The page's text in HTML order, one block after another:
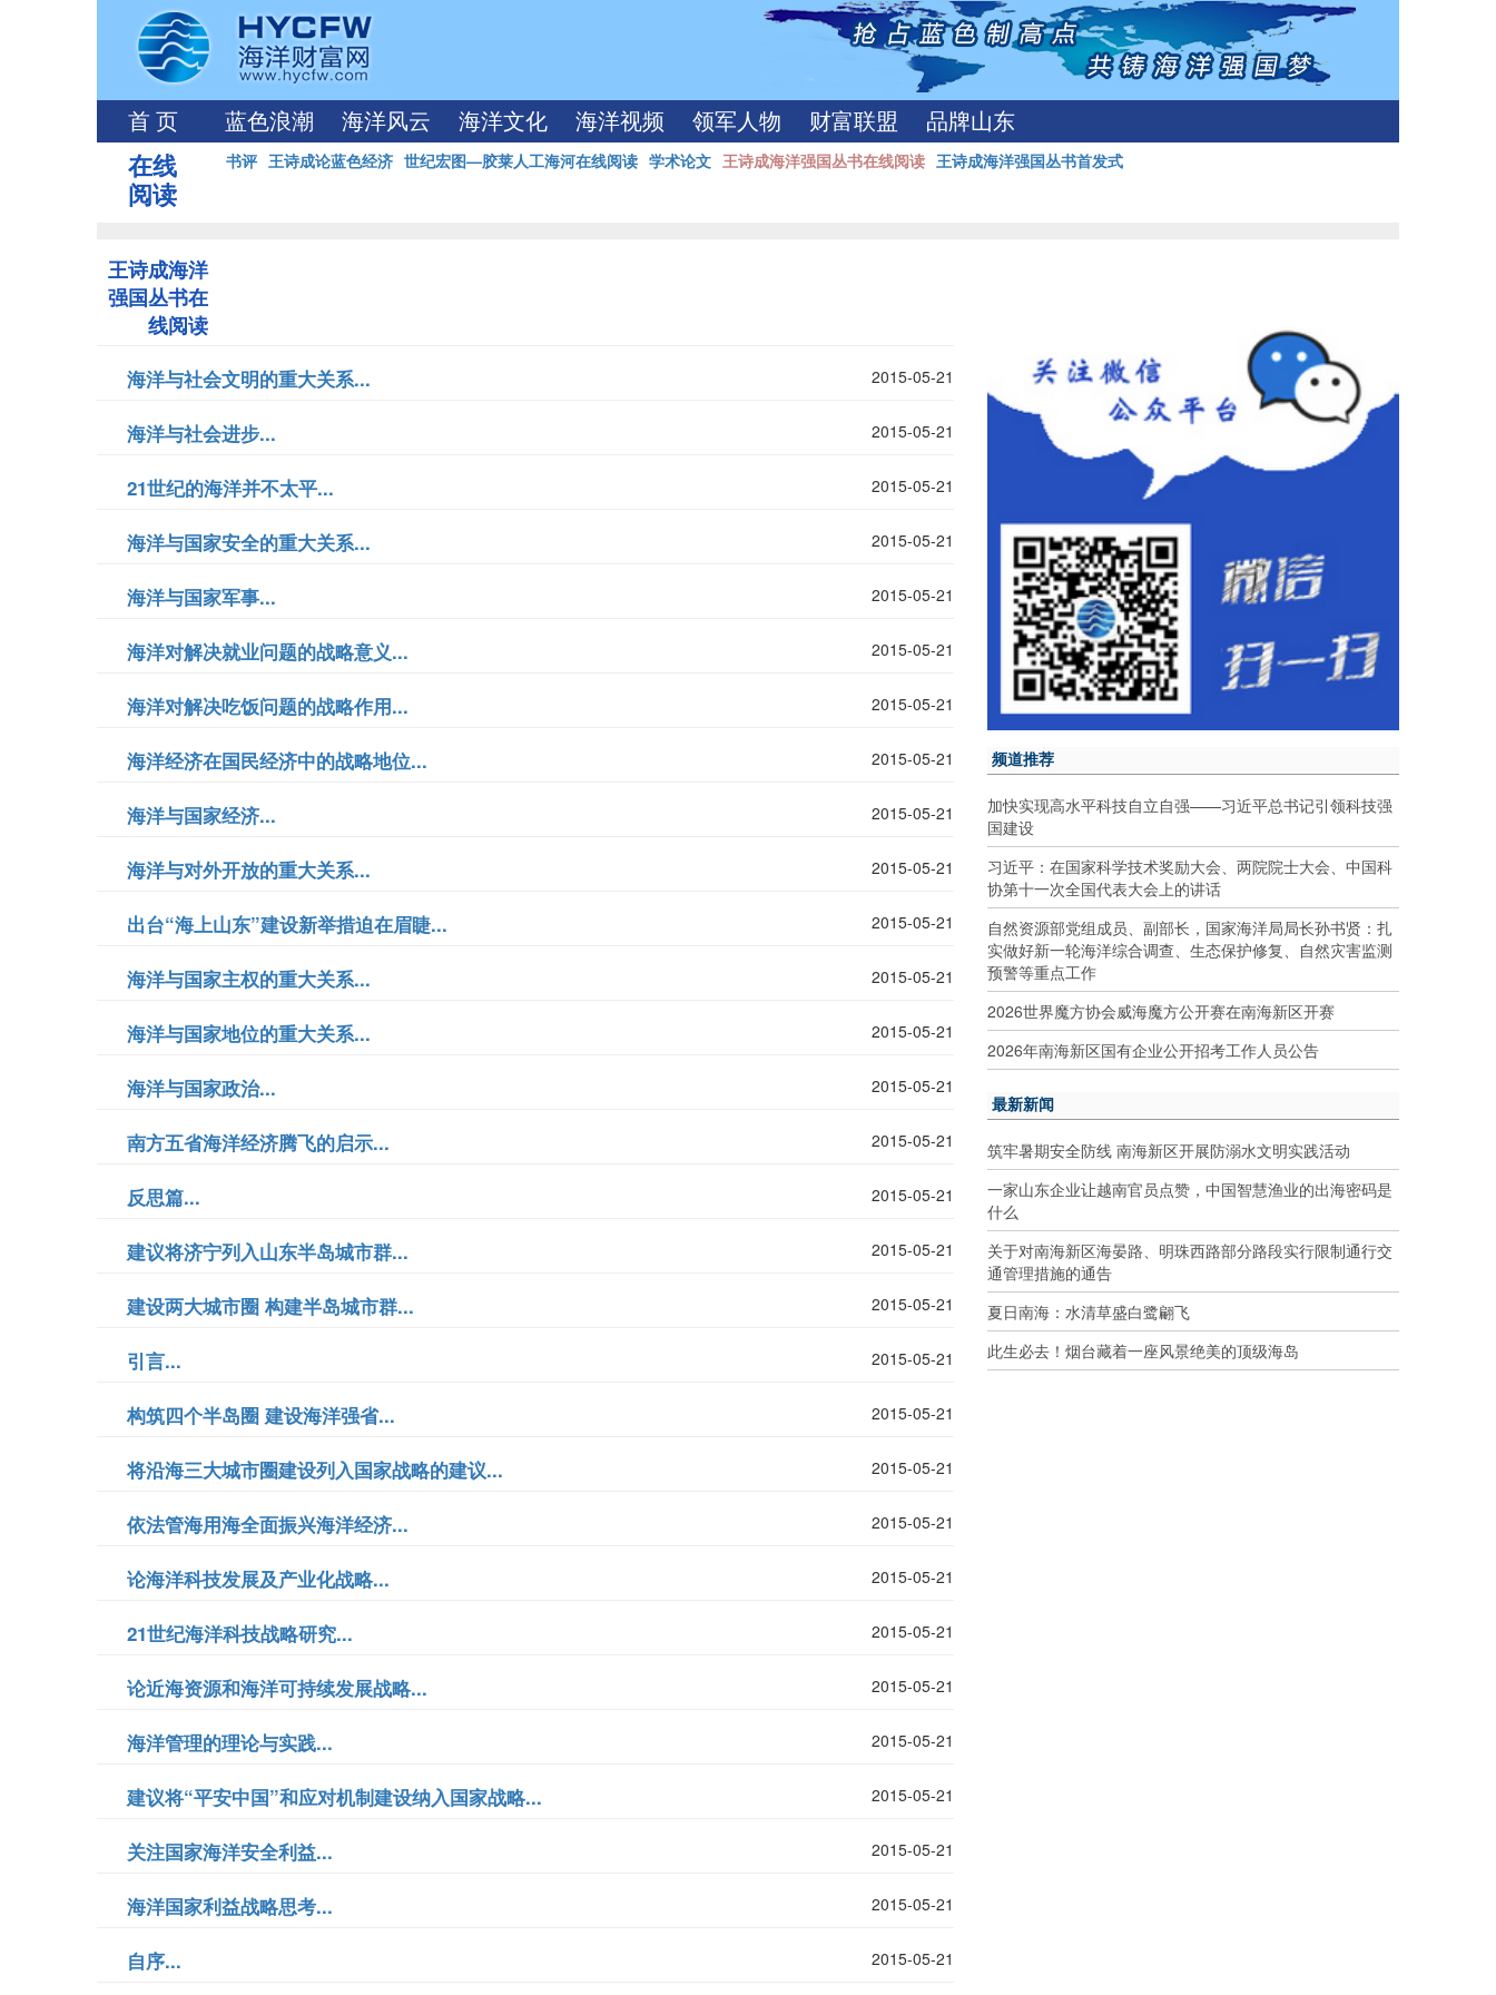
首 页 蓝色浪潮 海洋风云 海洋文化 海洋视频 领军人物 财富联盟 品牌山东
在线
阅读
书评 王诗成论蓝色经济 世纪宏图—胶莱人工海河在线阅读 学术论文 王诗成海洋强国丛书在线阅读 王诗成海洋强国丛书首发式
王诗成海洋
强国丛书在
线阅读
海洋与社会文明的重大关系... 2015-05-21
海洋与社会进步... 2015-05-21
21世纪的海洋并不太平... 2015-05-21
海洋与国家安全的重大关系... 2015-05-21
海洋与国家军事... 2015-05-21
海洋对解决就业问题的战略意义... 2015-05-21
海洋对解决吃饭问题的战略作用... 2015-05-21
海洋经济在国民经济中的战略地位... 2015-05-21
海洋与国家经济... 2015-05-21
海洋与对外开放的重大关系... 2015-05-21
出台“海上山东”建设新举措迫在眉睫... 2015-05-21
海洋与国家主权的重大关系... 2015-05-21
海洋与国家地位的重大关系... 2015-05-21
海洋与国家政治... 2015-05-21
南方五省海洋经济腾飞的启示... 2015-05-21
反思篇... 2015-05-21
建议将济宁列入山东半岛城市群... 2015-05-21
建设两大城市圈 构建半岛城市群... 2015-05-21
引言... 2015-05-21
构筑四个半岛圈 建设海洋强省... 2015-05-21
将沿海三大城市圈建设列入国家战略的建议... 2015-05-21
依法管海用海全面振兴海洋经济... 2015-05-21
论海洋科技发展及产业化战略... 2015-05-21
21世纪海洋科技战略研究... 2015-05-21
论近海资源和海洋可持续发展战略... 2015-05-21
海洋管理的理论与实践... 2015-05-21
建议将“平安中国”和应对机制建设纳入国家战略... 2015-05-21
关注国家海洋安全利益... 2015-05-21
海洋国家利益战略思考... 2015-05-21
自序... 2015-05-21
频道推荐
加快实现高水平科技自立自强——习近平总书记引领科技强
国建设
习近平：在国家科学技术奖励大会、两院院士大会、中国科
协第十一次全国代表大会上的讲话
自然资源部党组成员、副部长，国家海洋局局长孙书贤：扎
实做好新一轮海洋综合调查、生态保护修复、自然灾害监测
预警等重点工作
2026世界魔方协会威海魔方公开赛在南海新区开赛
2026年南海新区国有企业公开招考工作人员公告
最新新闻
筑牢暑期安全防线 南海新区开展防溺水文明实践活动
一家山东企业让越南官员点赞，中国智慧渔业的出海密码是
什么
关于对南海新区海晏路、明珠西路部分路段实行限制通行交
通管理措施的通告
夏日南海：水清草盛白鹭翩飞
此生必去！烟台藏着一座风景绝美的顶级海岛